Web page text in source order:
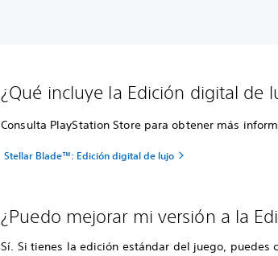
¿Qué incluye la Edición digital de
Consulta PlayStation Store para obtener más
Stellar Blade™: Edición digital de lujo
¿Puedo mejorar mi versión a la
Sí. Si tienes la edición estándar del juego, puedes